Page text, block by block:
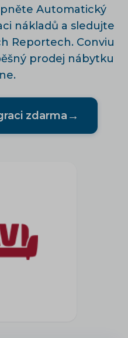
Automatický
nákladů a sledujte
Reportech. Conviu
prodej nábytku
zdarma →